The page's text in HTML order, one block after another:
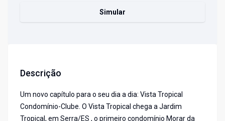
Simular
Descrição
Um novo capítulo para o seu dia a dia: Vista Tropical
Condomínio-Clube. O Vista Tropical chega a Jardim
Tropical, em Serra/ES , o primeiro condomínio Morar da